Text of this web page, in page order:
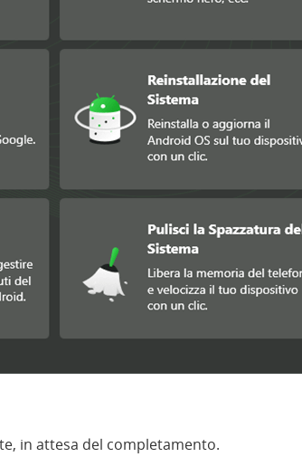
in attesa del completamento.